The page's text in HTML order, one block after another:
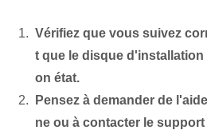
Vérifiez que vous suivez
t que le disque d'installation
on état.
Pensez à demander de
ne ou à contacter le